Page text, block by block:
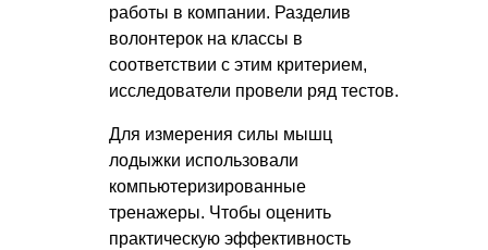
работы в компании. Разделив
волонтерок на классы в
соответствии с этим критерием,
исследователи провели ряд тестов.
Для измерения силы мышц
лодыжки использовали
компьютеризированные
тренажеры. Чтобы оценить
практическую эффективность